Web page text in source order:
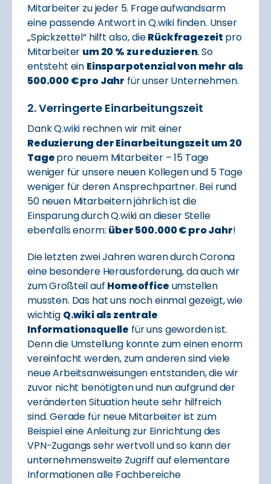
Mitarbeiter zu jeder 5. Frage aufwandsarm
eine passende Antwort in Q.wiki finden. Unser
„Spickzettel“ hilft also, dieRückfragezeit pro
Mitarbeiter um 20 % zu reduzieren. So
entsteht ein Einsparpotenzial von mehr als
500.000 € pro Jahr für unser Unternehmen.
2. Verringerte Einarbeitungszeit
Dank Q.wiki rechnen wir mit einer
Reduzierung der Einarbeitungszeit um 20
Tagepro neuem Mitarbeiter – 15 Tage
weniger für unsere neuen Kollegen und 5 Tage
weniger für deren Ansprechpartner. Bei rund
50 neuen Mitarbeitern jährlich ist die
Einsparung durch Q.wiki an dieser Stelle
ebenfalls enorm: über 500.000 € pro Jahr!
Die letzten zwei Jahren waren durch Corona
eine besondere Herausforderung, da auch wir
zum Großteil auf Homeoffice umstellen
mussten. Das hat uns noch einmal gezeigt, wie
wichtig Q.wiki als zentrale
Informationsquelle für uns geworden ist.
Denn die Umstellung konnte zum einen enorm
vereinfacht werden, zum anderen sind viele
neue Arbeitsanweisungen entstanden, die wir
zuvor nicht benötigten und nun aufgrund der
veränderten Situation heute sehr hilfreich
sind. Gerade für neue Mitarbeiter ist zum
Beispiel eine Anleitung zur Einrichtung des
VPN-Zugangs sehr wertvoll und so kann der
unternehmensweite Zugriff auf elementare
Informationen alle Fachbereiche